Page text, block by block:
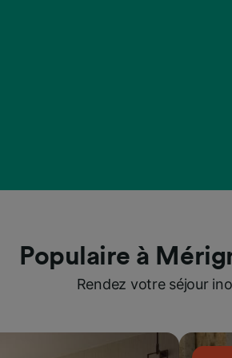
Populaire à
Rendez votre séjour